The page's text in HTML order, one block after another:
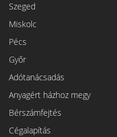
Szeged
Miskolc
Pécs
Győr
Adótanácsadás
Anyagért házhoz megy
Bérszámfejtés
Cégalapítás